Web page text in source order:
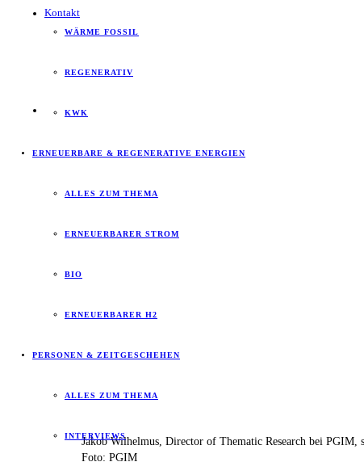
Kontakt
WÄRME FOSSIL
REGENERATIV
KWK
ERNEUERBARE & REGENERATIVE ENERGIEN
ALLES ZUM THEMA
ERNEUERBARER STROM
BIO
ERNEUERBARER H2
PERSONEN & ZEITGESCHEHEN
ALLES ZUM THEMA
INTERVIEWS
Jakob Wilhelmus, Director of Thematic Research bei
Foto: PGIM